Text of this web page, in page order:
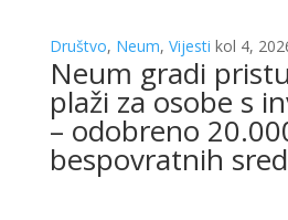
Društvo, Neum, Vijesti kol 4,
Neum gradi
plaži za osobe s
– odobreno
bespovratnih